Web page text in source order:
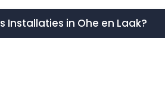
in Ohe en Laak?